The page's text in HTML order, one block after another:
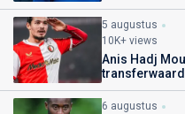
5 augustus
10K+ views
Anis Hadj
6 augustus